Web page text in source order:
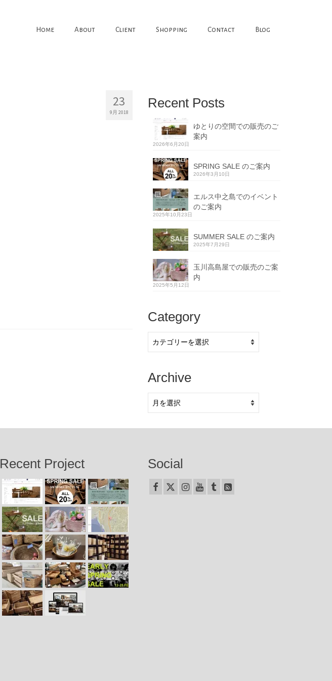
Home About Client Shopping Contact Blog
23
9月 2018
Recent Posts
ゆとりの空間での販売のご
案内
2026年6月20日
SPRING SALE のご案内
2026年3月10日
エルス中之島でのイベント
のご案内
2025年10月23日
SUMMER SALE のご案内
2025年7月29日
玉川高島屋での販売のご案
内
2025年5月12日
Category
Archive
Recent Project Social